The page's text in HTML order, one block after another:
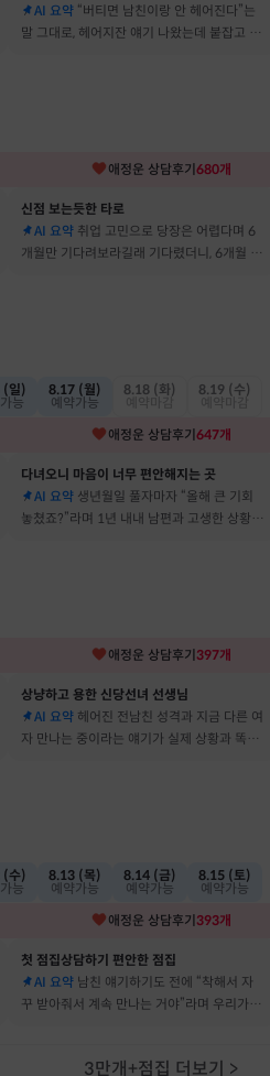
AI 요약 “버티면 남친이랑 안 헤어진다”는
말 그대로, 헤어지잔 얘기 나왔는데 붙잡고 지
애정운 상담후기 680개
신점 보는듯한 타로
AI 요약 취업 고민으로 당장은 어렵다며 6
개월만 기다려보라길래 기다렸더니, 6개월 뒤
(일)
능
8.17 (월)
예약가능
8.18 (화)
8.19 (수)
애정운 상담후기 647개
다녀오니 마음이 너무 편안해지는 곳
AI 요약 생년월일 풀자마자 “올해 큰 기회
놓쳤죠?”라며 1년 내내 남편과 고생한 상황을
애정운 상담후기 397개
상냥하고 용한 신당선녀 선생님
AI 요약 헤어진 전남친 성격과 지금 다른 여
자 만나는 중이라는 얘기가 실제 상황과 똑같
(수)
능
8.13 (목)
예약가능
8.14 (금)
예약가능
8.15 (토)
예약가능
애정운 상담후기 393개
첫 점집상담하기 편안한 점집
AI 요약 남친 얘기하기도 전에 “착해서 자
꾸 받아줘서 계속 만나는 거야”라며 우리가 헤
3만개+점집 더보기 >